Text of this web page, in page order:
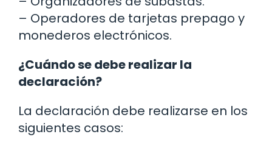
– Operadores de tarjetas prepago y
monederos electrónicos.
¿Cuándo se debe realizar la
declaración?
La declaración debe realizarse en los
siguientes casos: